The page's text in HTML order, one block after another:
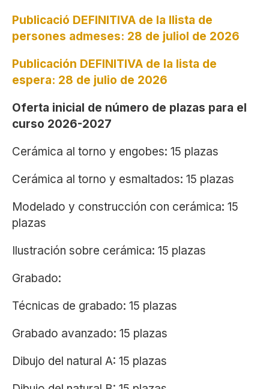
Publicació DEFINITIVA de la llista de
persones admeses: 28 de juliol de 2026
Publicación DEFINITIVA de la lista de
espera: 28 de julio de 2026
Oferta inicial de número de plazas para el
curso 2026-2027
Cerámica al torno y engobes: 15 plazas
Cerámica al torno y esmaltados: 15 plazas
Modelado y construcción con cerámica: 15
plazas
Ilustración sobre cerámica: 15 plazas
Grabado:
Técnicas de grabado: 15 plazas
Grabado avanzado: 15 plazas
Dibujo del natural A: 15 plazas